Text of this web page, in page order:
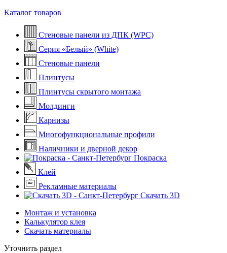
Каталог товаров
Стеновые панели из ДПК (WPC)
Серия «Белый» (White)
Стеновые панели
Плинтусы
Плинтусы скрытого монтажа
Молдинги
Карнизы
Многофункциональные профили
Наличники и дверной декор
Покраска
Клей
Рекламные материалы
Скачать 3D
Монтаж и установка
Калькулятор клея
Скачать материалы
Уточнить раздел